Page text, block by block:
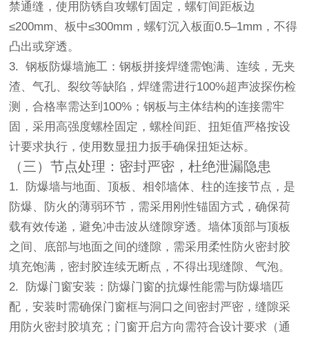
禁通缝，使用防锈自攻螺钉固定，螺钉间距板边
≤200mm、板中≤300mm，螺钉沉入板面0.5–1mm，不得
凸出或穿透。
3. 钢板防爆墙施工：钢板拼接焊缝需饱满、连续，无夹
渣、气孔、裂纹等缺陷，焊缝需进行100%超声波探伤检
测，合格率需达到100%；钢板与主体结构的连接需牢
固，采用高强度螺栓固定，螺栓间距、扭矩值严格按设
计要求执行，使用数显扭力扳手确保扭矩达标。
（三）节点处理：密封严密，杜绝泄漏隐患
1. 防爆墙与地面、顶板、相邻墙体、柱的连接节点，是
防爆、防火的薄弱环节，需采用刚性锚固方式，确保荷
载有效传递，避免冲击波从缝隙穿透。墙体顶部与顶板
之间、底部与地面之间的缝隙，需采用柔性防火密封胶
填充饱满，密封胶连续无断点，不得出现缝隙、气泡。
2. 防爆门窗安装：防爆门窗的抗爆性能需与防爆墙匹
配，安装时需确保门窗框与洞口之间密封严密，缝隙采
用防火密封胶填充；门窗开启方向需符合设计要求（通